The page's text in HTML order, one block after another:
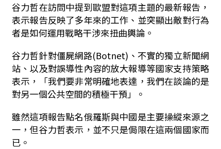
谷力哲在訪問中提到歐盟對這項主題的最新報告，
表示報告反映了多年來的工作、並突顯出敵對行為
者是如何運用戰略干涉來扭曲輿論。
谷力哲針對僵屍網路(Botnet)、不實的獨立新聞網
站、以及對誤導性內容的放大報導等國家支持策略
表示，「我們要非常明確地表達，我們在談論的是
對另一個公共空間的積極干預」。
雖然這項報告點名俄羅斯與中國是主要操縱來源之
一，但谷力哲表示，並不只是侷限在這兩個國家而
已。